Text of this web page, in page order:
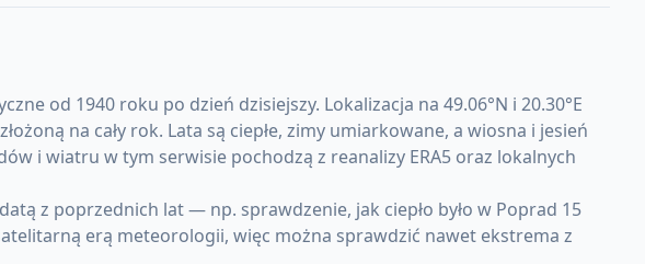
od 1940 roku po dzień dzisiejszy. Lokalizacja na 49.06°N i 20.30°E
na cały rok. Lata są ciepłe, zimy umiarkowane, a wiosna i jesień
i wiatru w tym serwisie pochodzą z reanalizy ERA5 oraz lokalnych
z poprzednich lat — np. sprawdzenie, jak ciepło było w Poprad 15
erą meteorologii, więc można sprawdzić nawet ekstrema z